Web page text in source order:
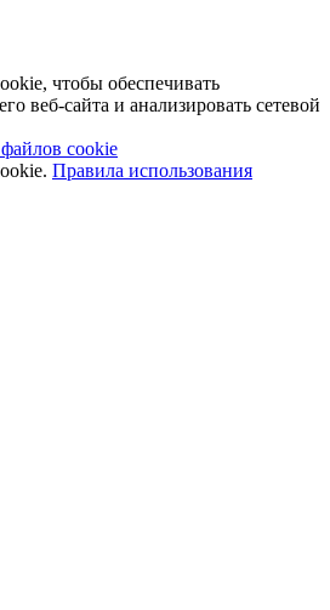
чтобы обеспечивать
веб-сайта и анализировать сетевой
cookie
Правила использования